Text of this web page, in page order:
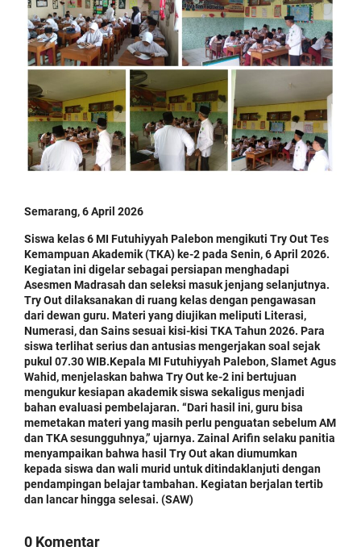
Semarang, 6 April 2026
Siswa kelas 6 MI Futuhiyyah Palebon mengikuti Try Out Tes
Kemampuan Akademik (TKA) ke-2 pada Senin, 6 April 2026.
Kegiatan ini digelar sebagai persiapan menghadapi
Asesmen Madrasah dan seleksi masuk jenjang selanjutnya.
Try Out dilaksanakan di ruang kelas dengan pengawasan
dari dewan guru. Materi yang diujikan meliputi Literasi,
Numerasi, dan Sains sesuai kisi-kisi TKA Tahun 2026. Para
siswa terlihat serius dan antusias mengerjakan soal sejak
pukul 07.30 WIB.Kepala MI Futuhiyyah Palebon, Slamet Agus
Wahid, menjelaskan bahwa Try Out ke-2 ini bertujuan
mengukur kesiapan akademik siswa sekaligus menjadi
bahan evaluasi pembelajaran. “Dari hasil ini, guru bisa
memetakan materi yang masih perlu penguatan sebelum AM
dan TKA sesungguhnya,” ujarnya. Zainal Arifin selaku panitia
menyampaikan bahwa hasil Try Out akan diumumkan
kepada siswa dan wali murid untuk ditindaklanjuti dengan
pendampingan belajar tambahan. Kegiatan berjalan tertib
dan lancar hingga selesai. (SAW)
0 Komentar